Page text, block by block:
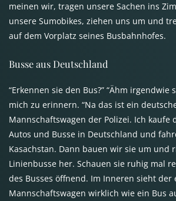
meinen wir, tragen unsere Sachen ins
unsere Sumobikes, ziehen uns um und
auf dem Vorplatz seines Busbahnhofes.
Busse aus Deutschland
“Erkennen sie den Bus?” “Ähm irgendwie
mich zu erinnern. “Na das ist ein
Mannschaftswagen der Polizei. Ich kaufe
Autos und Busse in Deutschland und
Kasachstan. Dann bauen wir sie um und
Linienbusse her. Schauen sie ruhig mal
des Busses öffnend. Im Inneren sieht der
Mannschaftswagen wirklich wie ein Bus